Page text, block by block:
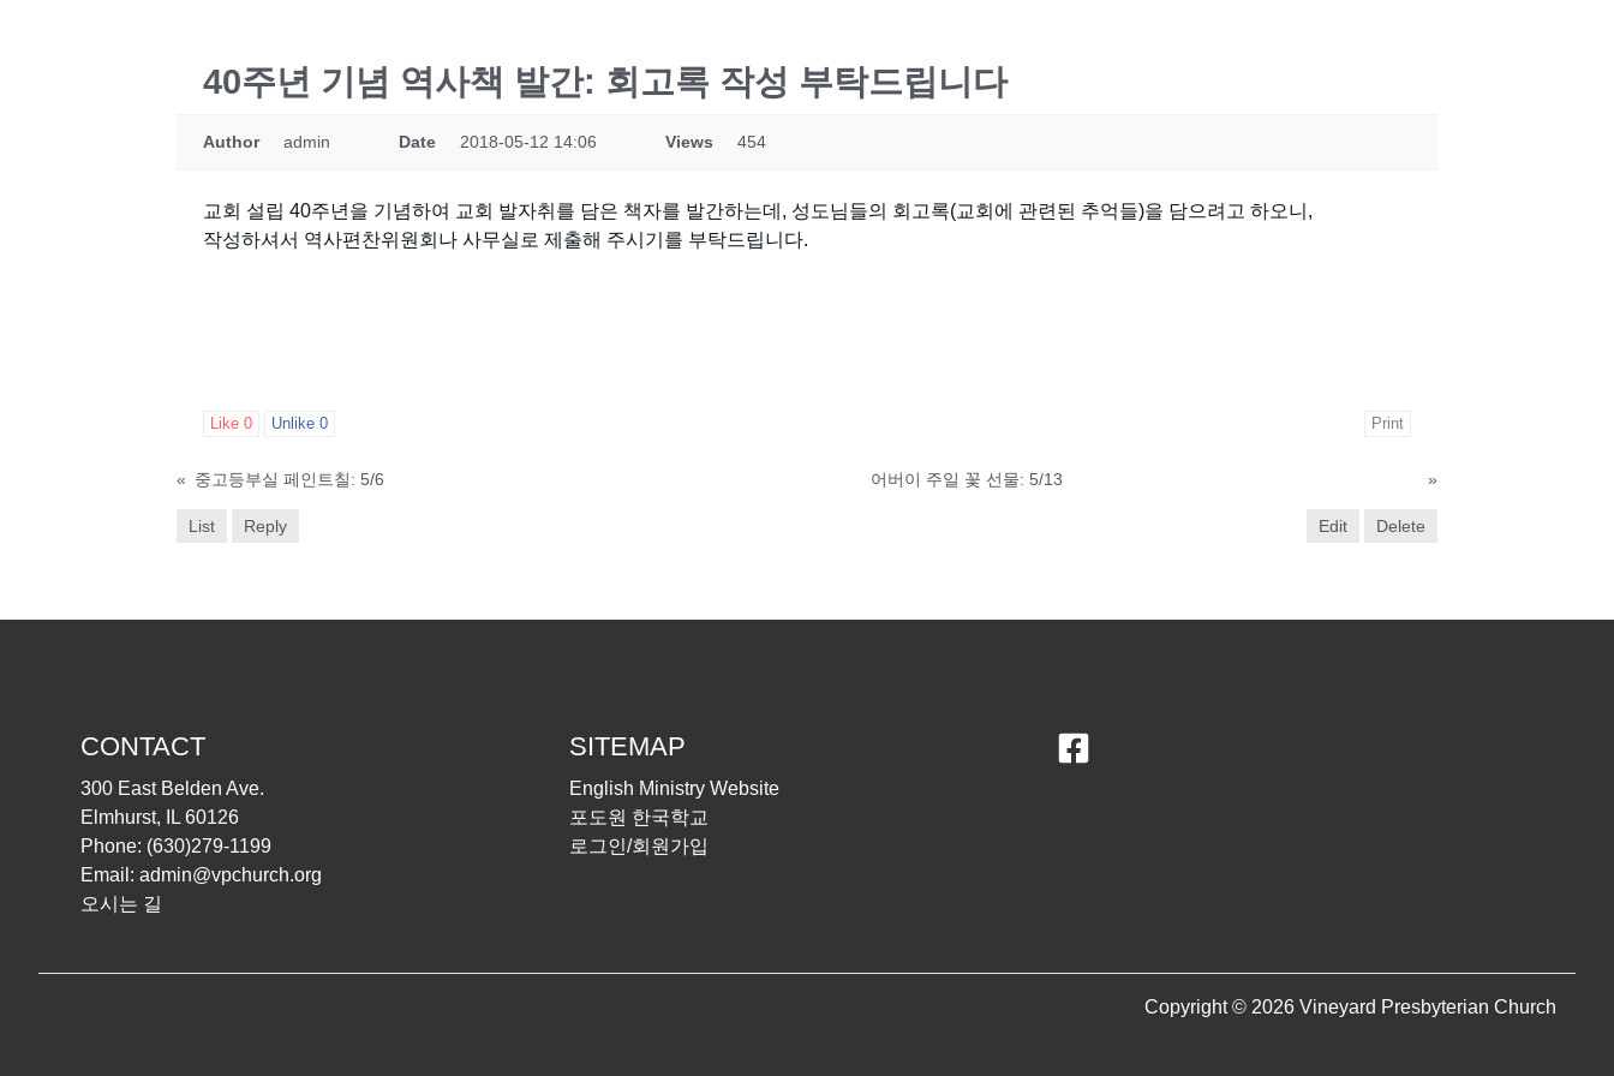
40주년 기념 역사책 발간: 회고록 작성 부탁드립니다
Author admin Date 2018-05-12 14:06 Views 454
교회 설립 40주년을 기념하여 교회 발자취를 담은 책자를 발간하는데, 성도님들의 회고록(교회에 관련된 추억들)을 담으려고 하오니,
작성하셔서 역사편찬위원회나 사무실로 제출해 주시기를 부탁드립니다.
Like 0 Unlike 0 Print
« 중고등부실 페인트칠: 5/6 어버이 주일 꽃 선물: 5/13 »
List Reply Edit Delete
CONTACT
300 East Belden Ave.
Elmhurst, IL 60126
Phone: (630)279-1199
Email: admin@vpchurch.org
오시는 길
SITEMAP
English Ministry Website
포도원 한국학교
로그인/회원가입
Copyright © 2026 Vineyard Presbyterian Church